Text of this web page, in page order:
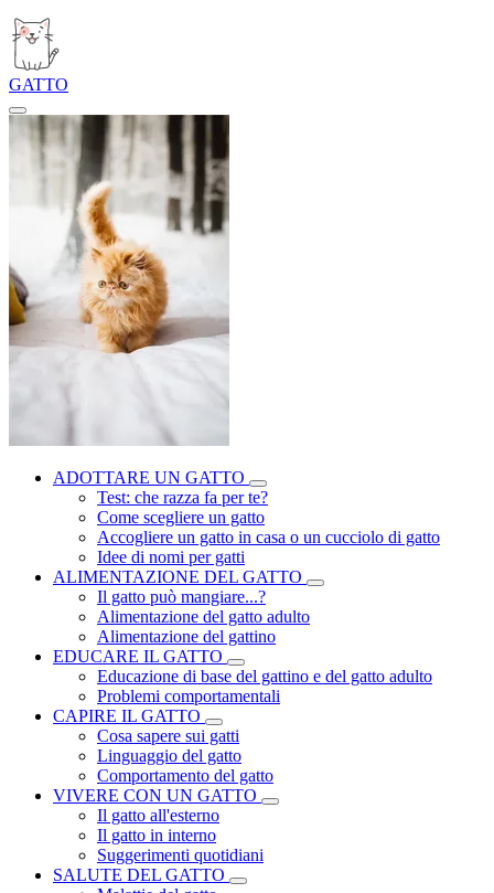
GATTO
ADOTTARE UN GATTO
Test: che razza fa per te?
Come scegliere un gatto
Accogliere un gatto in casa o un cucciolo di gatto
Idee di nomi per gatti
ALIMENTAZIONE DEL GATTO
Il gatto può mangiare...?
Alimentazione del gatto adulto
Alimentazione del gattino
EDUCARE IL GATTO
Educazione di base del gattino e del gatto adulto
Problemi comportamentali
CAPIRE IL GATTO
Cosa sapere sui gatti
Linguaggio del gatto
Comportamento del gatto
VIVERE CON UN GATTO
Il gatto all'esterno
Il gatto in interno
Suggerimenti quotidiani
SALUTE DEL GATTO